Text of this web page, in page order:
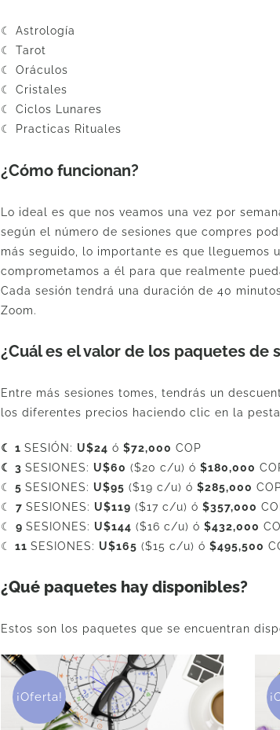
☾ Astrología
☾ Tarot
☾ Oráculos
☾ Cristales
☾ Ciclos Lunares
☾ Practicas Rituales
¿Cómo funcionan?
Lo ideal es que nos veamos una vez por
según el número de sesiones que compres
más seguido, lo importante es que lleguemos
comprometamos a él para que realmente
Cada sesión tendrá una duración de 40
Zoom.
¿Cuál es el valor de los paquetes de
Entre más sesiones tomes, tendrás un
los diferentes precios haciendo clic en la
☾ 1SESIÓN: U$24 ó$72,000 COP
☾ 3SESIONES: U$60 ($20 c/u) ó$180,000
☾
5SESIONES: U$95 ($19 c/u) ó$285,000
☾7SESIONES: U$119 ($17 c/u) ó$357,000
☾9SESIONES: U$144 ($16 c/u) ó$432,000
☾
11SESIONES: U$165 ($15 c/u) ó$495,500
¿Qué paquetes hay disponibles?
Estos son los paquetes que se encuentran
¡Oferta!